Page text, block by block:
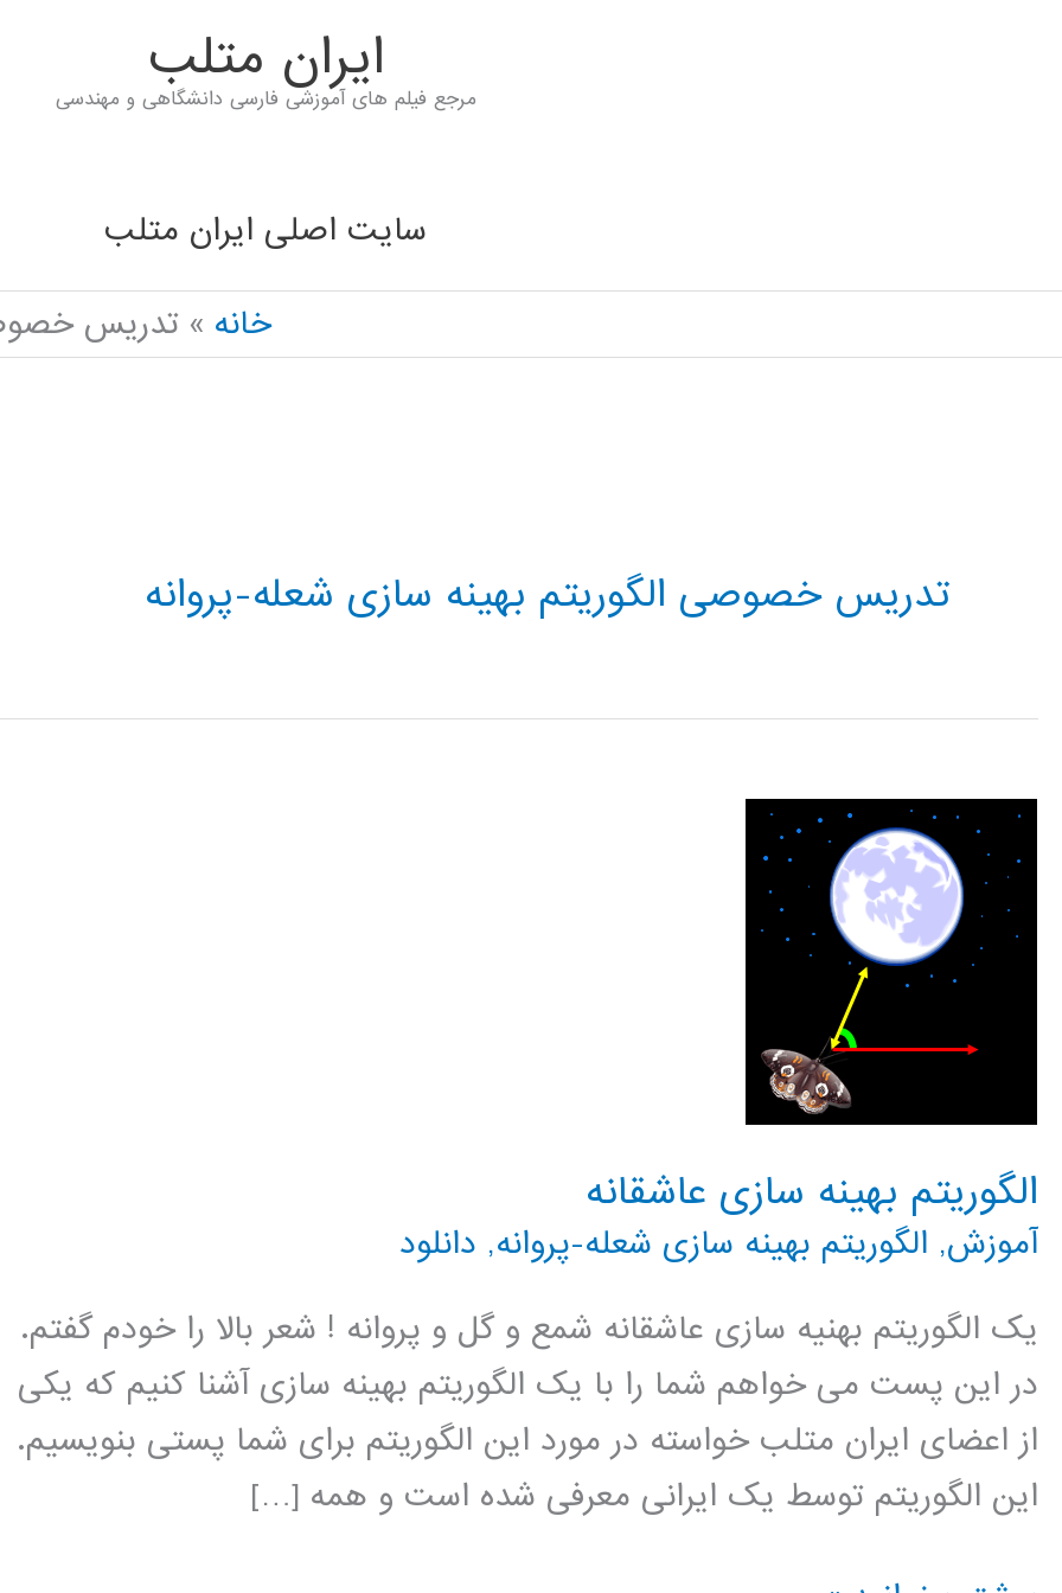
ايران متلب
مرجع فیلم های آموزشی فارسی دانشگاهی و مهندسی
سایت اصلی ایران متلب
خانه
تدریس
تدریس خصوصی الگوریتم بهینه سازی شعله-پروانه
الگوریتم بهینه سازی عاشقانه
آموزش, الگوریتم بهینه سازی شعله-پروانه, دانلود
یک الگوریتم بهنیه سازی عاشقانه شمع و گل و پروانه ! شعر بالا را خودم گفتم.
در این پست می خواهم شما را با یک الگوریتم بهینه سازی آشنا کنیم که یکی
از اعضای ایران متلب خواسته در مورد این الگوریتم برای شما پستی بنویسیم.
این الگوریتم توسط یک ایرانی معرفی شده است و همه […]